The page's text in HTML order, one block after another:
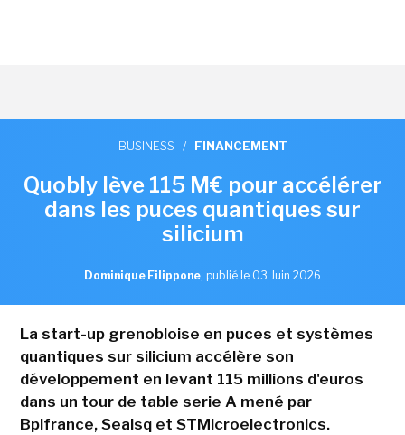
BUSINESS / FINANCEMENT
Quobly lève 115 M€ pour accélérer
dans les puces quantiques sur
silicium
Dominique Filippone, publié le 03 Juin 2026
La start-up grenobloise en puces et systèmes
quantiques sur silicium accélère son
développement en levant 115 millions d'euros
dans un tour de table serie A mené par
Bpifrance, Sealsq et STMicroelectronics.